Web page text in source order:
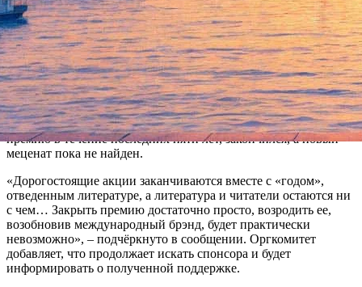
Шишкин и другие известные писатели. Оргкомитет
испытывает проблемы с финансированием, следует из
сообщения, размещённого на сайте «Букера» 26 марта.
«Наступил март, когда премия «Русский Букер» традиционно
объявляет об условиях конкурса на текущий год, оглашает
состав жюри. Мы этого пока что не сделали, поскольку Букер
стоит на распутье», – отмечают руководители проекта. Как
поясняют они, договор с банком, который спонсировал
премию в течение последних пяти лет, закончился, а новый
меценат пока не найден.
«Дорогостоящие акции заканчиваются вместе с «годом»,
отведенным литературе, а литература и читатели остаются ни
с чем… Закрыть премию достаточно просто, возродить ее,
возобновив международный брэнд, будет практически
невозможно», – подчёркнуто в сообщении. Оргкомитет
добавляет, что продолжает искать спонсора и будет
информировать о полученной поддержке.